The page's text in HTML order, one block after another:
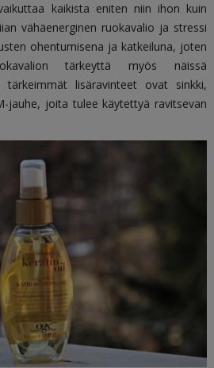
kaikista eniten niin ihon kuin
vähäenerginen ruokavalio ja stressi
ohentumisena ja katkeiluna, joten
tärkeyttä myös näissä
tärkeimmät lisäravinteet ovat sinkki,
jauhe, joita tulee käytettyä ravitsevan